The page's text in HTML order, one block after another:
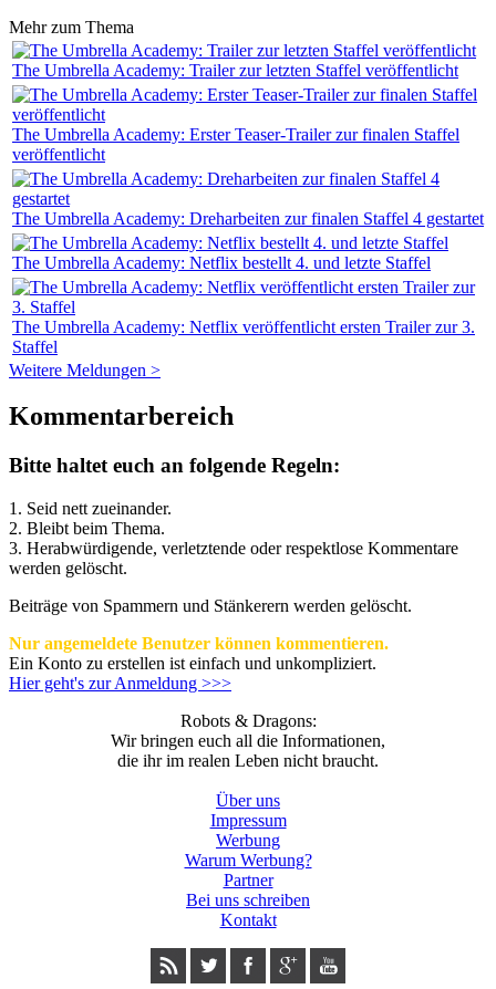
Mehr zum Thema
The Umbrella Academy: Trailer zur letzten Staffel veröffentlicht
The Umbrella Academy: Erster Teaser-Trailer zur finalen Staffel
veröffentlicht
The Umbrella Academy: Dreharbeiten zur finalen Staffel 4 gestartet
The Umbrella Academy: Netflix bestellt 4. und letzte Staffel
The Umbrella Academy: Netflix veröffentlicht ersten Trailer zur 3.
Staffel
Weitere Meldungen >
Kommentarbereich
Bitte haltet euch an folgende Regeln:
1. Seid nett zueinander.
2. Bleibt beim Thema.
3. Herabwürdigende, verletztende oder respektlose Kommentare
werden gelöscht.
Beiträge von Spammern und Stänkerern werden gelöscht.
Nur angemeldete Benutzer können kommentieren.
Ein Konto zu erstellen ist einfach und unkompliziert.
Hier geht's zur Anmeldung >>>
Robots & Dragons:
Wir bringen euch all die Informationen,
die ihr im realen Leben nicht braucht.
Über uns
Impressum
Werbung
Warum Werbung?
Partner
Bei uns schreiben
Kontakt